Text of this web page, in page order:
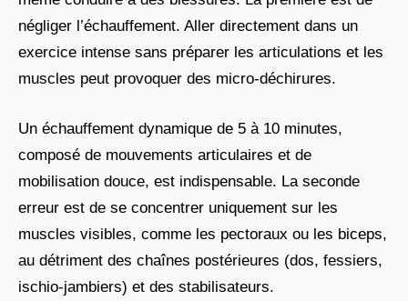
négliger l’échauffement. Aller directement dans un
exercice intense sans préparer les articulations et les
muscles peut provoquer des micro-déchirures.
Un échauffement dynamique de 5 à 10 minutes,
composé de mouvements articulaires et de
mobilisation douce, est indispensable. La seconde
erreur est de se concentrer uniquement sur les
muscles visibles, comme les pectoraux ou les biceps,
au détriment des chaînes postérieures (dos, fessiers,
ischio-jambiers) et des stabilisateurs.